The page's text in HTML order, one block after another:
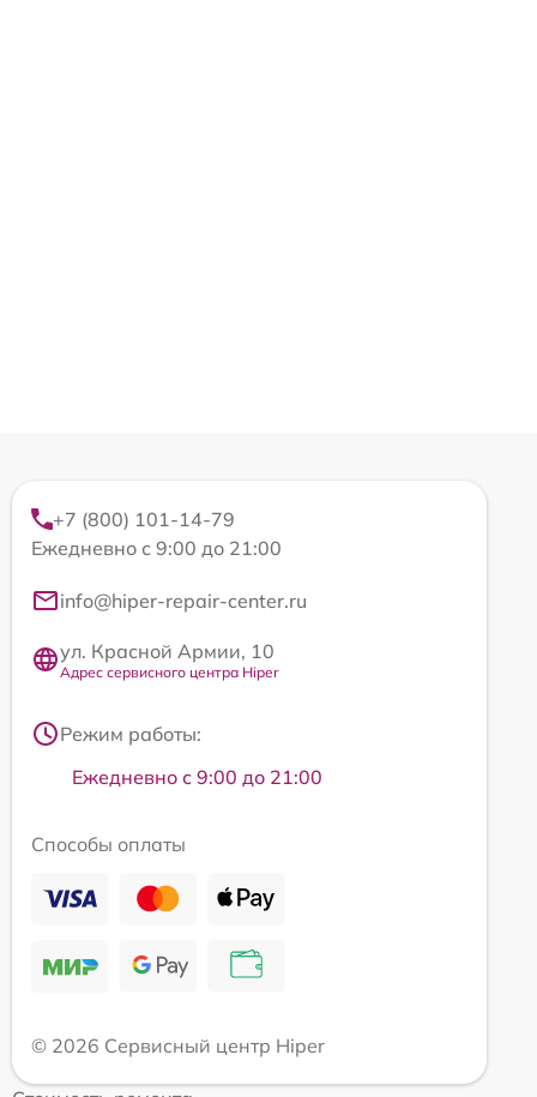
+7 (800) 101-14-79
Ежедневно с 9:00 до 21:00
info@hiper-repair-center.ru
ул. Красной Армии, 10
Адрес сервисного центра Hiper
Режим работы:
Ежедневно с 9:00 до 21:00
Способы оплаты
© 2026 Сервисный центр Hiper